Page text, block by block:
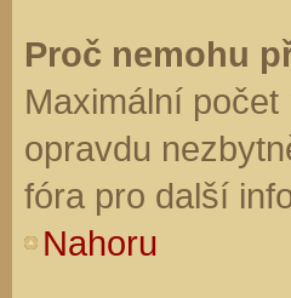
Proč nemohu
Maximální
opravdu
fóra pro další
Nahoru